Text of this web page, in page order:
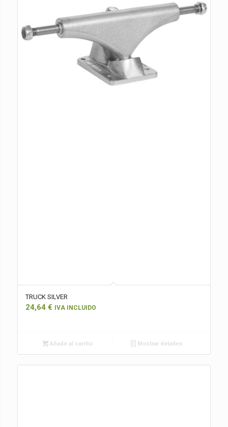
TRUCK SILVER
24,64 € IVA INCLUIDO
Añadir al carrito Mostrar detalles